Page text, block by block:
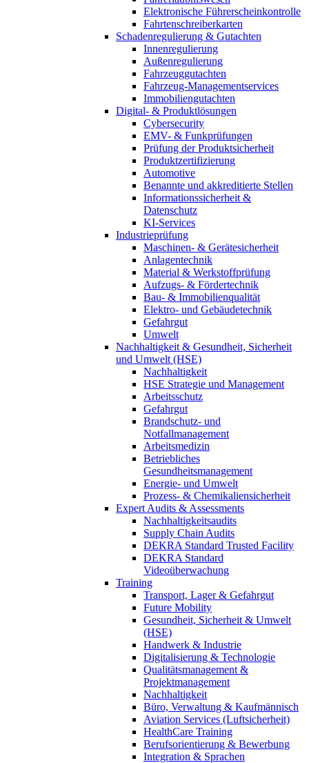
Elektronische Führerscheinkontrolle
Fahrtenschreiberkarten
Schadenregulierung & Gutachten
Innenregulierung
Außenregulierung
Fahrzeuggutachten
Fahrzeug-Managementservices
Immobiliengutachten
Digital- & Produktlösungen
Cybersecurity
EMV- & Funkprüfungen
Prüfung der Produktsicherheit
Produktzertifizierung
Automotive
Benannte und akkreditierte Stellen
Informationssicherheit &
Datenschutz
KI-Services
Industrieprüfung
Maschinen- & Gerätesicherheit
Anlagentechnik
Material & Werkstoffprüfung
Aufzugs- & Fördertechnik
Bau- & Immobilienqualität
Elektro- und Gebäudetechnik
Gefahrgut
Umwelt
Nachhaltigkeit & Gesundheit, Sicherheit
und Umwelt (HSE)
Nachhaltigkeit
HSE Strategie und Management
Arbeitsschutz
Gefahrgut
Brandschutz- und
Notfallmanagement
Arbeitsmedizin
Betriebliches
Gesundheitsmanagement
Energie- und Umwelt
Prozess- & Chemikaliensicherheit
Expert Audits & Assessments
Nachhaltigkeitsaudits
Supply Chain Audits
DEKRA Standard Trusted Facility
DEKRA Standard
Videoüberwachung
Training
Transport, Lager & Gefahrgut
Future Mobility
Gesundheit, Sicherheit & Umwelt
(HSE)
Handwerk & Industrie
Digitalisierung & Technologie
Qualitätsmanagement &
Projektmanagement
Nachhaltigkeit
Büro, Verwaltung & Kaufmännisch
Aviation Services (Luftsicherheit)
HealthCare Training
Berufsorientierung & Bewerbung
Integration & Sprachen